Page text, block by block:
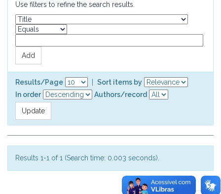
Use filters to refine the search results.
Results/Page
Sort items by
In order
Authors/record
Results 1-1 of 1 (Search time: 0.003 seconds).